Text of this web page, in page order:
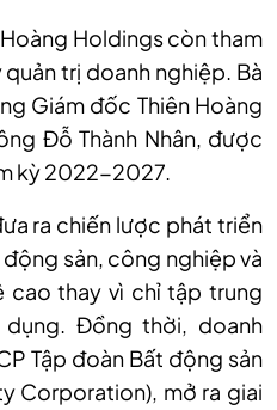
Holdings còn tham
trị doanh nghiệp. Bà
Giám đốc Thiên Hoàng
Đỗ Thành Nhân, được
kỳ 2022-2027.
ra chiến lược phát triển
sản, công nghiệp và
cao thay vì chỉ tập trung
Đồng thời, doanh
Tập đoàn Bất động sản
Corporation), mở ra giai